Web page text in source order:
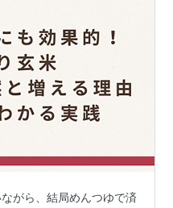
がら、結局めんつゆで済